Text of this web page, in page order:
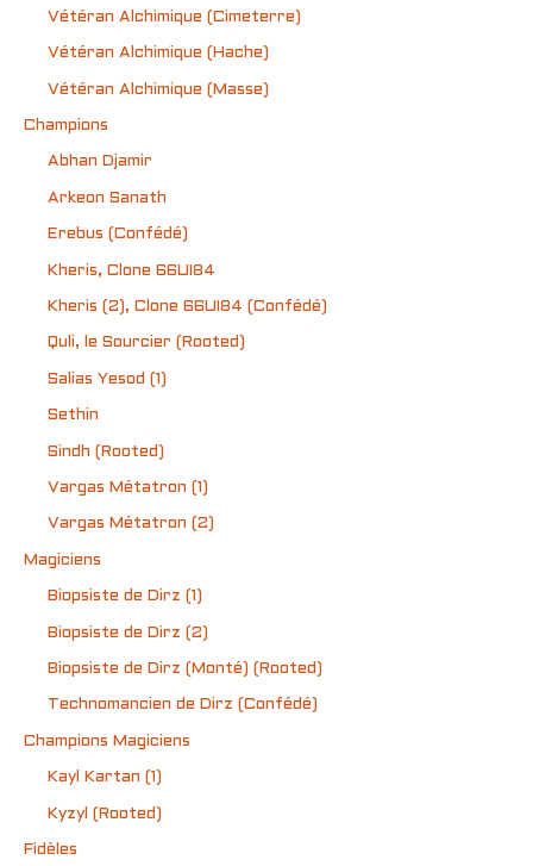
Vétéran Alchimique (Cimeterre)
Vétéran Alchimique (Hache)
Vétéran Alchimique (Masse)
Champions
Abhan Djamir
Arkeon Sanath
Erebus (Confédé)
Kheris, Clone 66UI84
Kheris (2), Clone 66UI84 (Confédé)
Quli, le Sourcier (Rooted)
Salias Yesod (1)
Sethin
Sindh (Rooted)
Vargas Métatron (1)
Vargas Métatron (2)
Magiciens
Biopsiste de Dirz (1)
Biopsiste de Dirz (2)
Biopsiste de Dirz (Monté) (Rooted)
Technomancien de Dirz (Confédé)
Champions Magiciens
Kayl Kartan (1)
Kyzyl (Rooted)
Fidèles